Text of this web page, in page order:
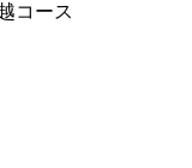
コース